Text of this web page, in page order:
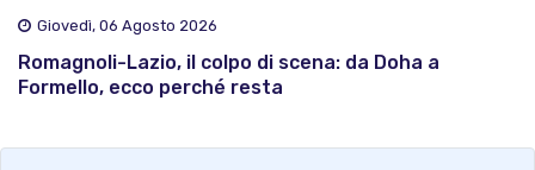
Giovedì, 06 Agosto 2026
Romagnoli-Lazio, il colpo di scena: da Doha a
Formello, ecco perché resta